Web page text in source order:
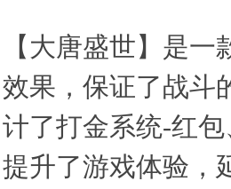
【大唐盛世】是
效果，保证了战斗
计了打金系统-红
提升了游戏体验，